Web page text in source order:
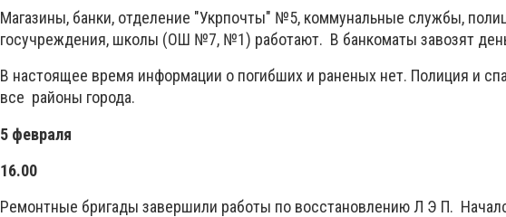
Магазины, банки, отделение "Укрпочты" №5, коммунальные службы,
госучреждения, школы (ОШ №7, №1) работают. В банкоматы завозят
В настоящее время информации о погибших и раненых нет. Полиция и
все районы города.
5 февраля
16.00
Ремонтные бригады завершили работы по восстановлению Л Э П.